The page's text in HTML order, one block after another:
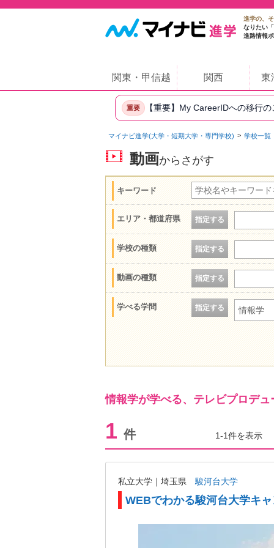
進学の、
なりたい
進路情報
関東・甲信越 関西 東
重要 【重要】My CareerIDへの移行
マイナビ進学(大学・短期大学・専門学校) 学校一覧
動画からさがす
キーワード
エリア・都道府県 指定する
学校の種類 指定する
動画の種類 指定する
学べる学問 指定する 情報学
情報学が学べる、テレビプロデ
1 件 1-1件を表示
私立大学｜埼玉県 駿河台大学
WEBでわかる駿河台大学キ